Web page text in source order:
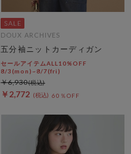
DOUX ARCHIVES
五分袖ニットカーディガン
セールアイテムALL10%OFF
8/3(mon)~8/7(fri)
￥2,772 60％OFF
￥6,930